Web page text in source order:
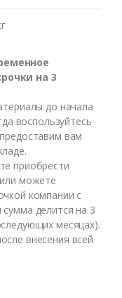
на 3
до начала
воспользуйтесь
вам
приобрести
можете
компании с
делится на 3
месяцах).
внесения всей